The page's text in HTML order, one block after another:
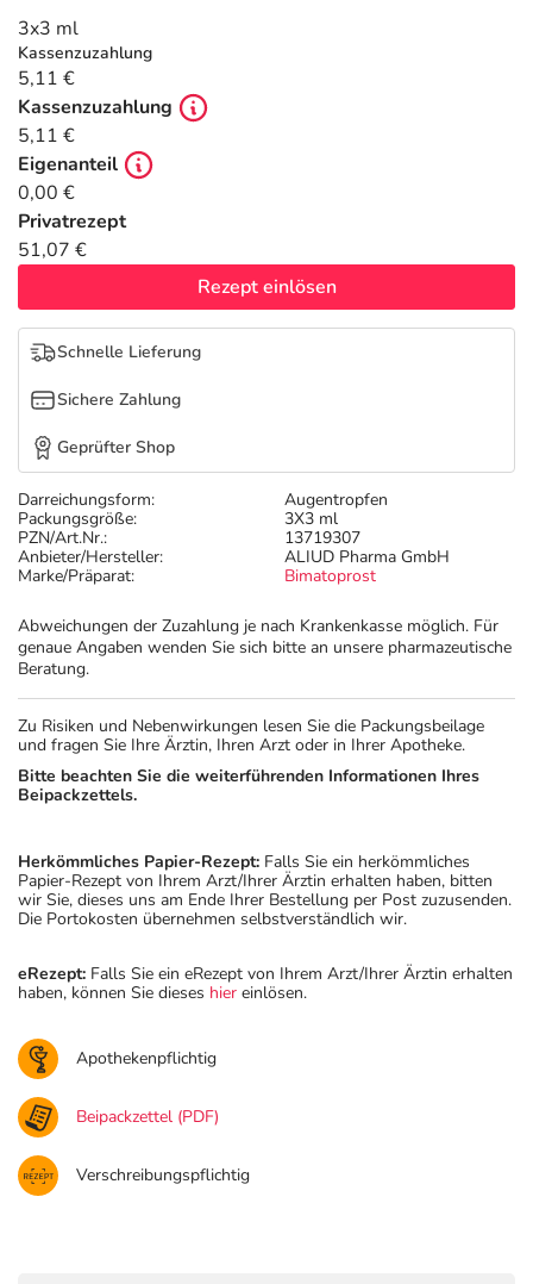
Tierapotheke
Vitamine & Mineralstoffe
Marken
Salus Deals
Darreichungsform:
Augentropfen
Packungsgröße:
3X3 ml
PZN/Art.Nr.:
13719307
Anbieter/Hersteller:
ALIUD Pharma GmbH
Marke/Präparat:
Bimatoprost
Abweichungen der Zuzahlung je nach Krankenkasse möglich. Für
genaue Angaben wenden Sie sich bitte an unsere pharmazeutische
Beratung.
3x3 ml
Kassenzuzahlung
5,11 €
Kassenzuzahlung
5,11 €
Eigenanteil
0,00 €
Privatrezept
51,07 €
Rezept einlösen
Schnelle Lieferung
Sichere Zahlung
Geprüfter Shop
Zu Risiken und Nebenwirkungen lesen Sie die Packungsbeilage
und fragen Sie Ihre Ärztin, Ihren Arzt oder in Ihrer Apotheke.
Bitte beachten Sie die weiterführenden Informationen Ihres
Beipackzettels.
Herkömmliches Papier-Rezept: Falls Sie ein herkömmliches
Papier-Rezept von Ihrem Arzt/Ihrer Ärztin erhalten haben, bitten
wir Sie, dieses uns am Ende Ihrer Bestellung per Post zuzusenden.
Die Portokosten übernehmen selbstverständlich wir.
eRezept: Falls Sie ein eRezept von Ihrem Arzt/Ihrer Ärztin erhalten
haben, können Sie dieses hier einlösen.
Apothekenpflichtig
Beipackzettel (PDF)
Verschreibungspflichtig